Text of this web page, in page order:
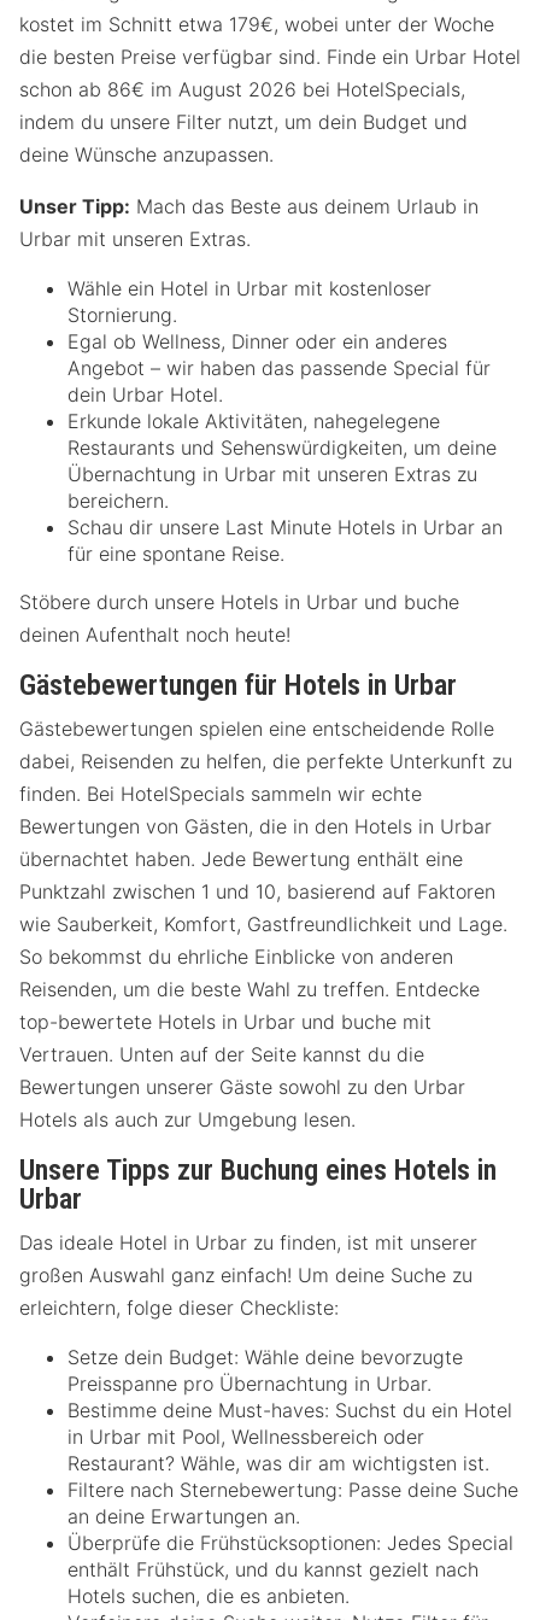
kostet im Schnitt etwa 179€, wobei unter der Woche
die besten Preise verfügbar sind. Finde ein Urbar Hotel
schon ab 86€ im August 2026 bei HotelSpecials,
indem du unsere Filter nutzt, um dein Budget und
deine Wünsche anzupassen.
Unser Tipp: Mach das Beste aus deinem Urlaub in
Urbar mit unseren Extras.
Wähle ein Hotel in Urbar mit kostenloser
Stornierung.
Egal ob Wellness, Dinner oder ein anderes
Angebot – wir haben das passende Special für
dein Urbar Hotel.
Erkunde lokale Aktivitäten, nahegelegene
Restaurants und Sehenswürdigkeiten, um deine
Übernachtung in Urbar mit unseren Extras zu
bereichern.
Schau dir unsere Last Minute Hotels in Urbar an
für eine spontane Reise.
Stöbere durch unsere Hotels in Urbar und buche
deinen Aufenthalt noch heute!
Gästebewertungen für Hotels in Urbar
Gästebewertungen spielen eine entscheidende Rolle
dabei, Reisenden zu helfen, die perfekte Unterkunft zu
finden. Bei HotelSpecials sammeln wir echte
Bewertungen von Gästen, die in den Hotels in Urbar
übernachtet haben. Jede Bewertung enthält eine
Punktzahl zwischen 1 und 10, basierend auf Faktoren
wie Sauberkeit, Komfort, Gastfreundlichkeit und Lage.
So bekommst du ehrliche Einblicke von anderen
Reisenden, um die beste Wahl zu treffen. Entdecke
top-bewertete Hotels in Urbar und buche mit
Vertrauen. Unten auf der Seite kannst du die
Bewertungen unserer Gäste sowohl zu den Urbar
Hotels als auch zur Umgebung lesen.
Unsere Tipps zur Buchung eines Hotels in
Urbar
Das ideale Hotel in Urbar zu finden, ist mit unserer
großen Auswahl ganz einfach! Um deine Suche zu
erleichtern, folge dieser Checkliste:
Setze dein Budget: Wähle deine bevorzugte
Preisspanne pro Übernachtung in Urbar.
Bestimme deine Must-haves: Suchst du ein Hotel
in Urbar mit Pool, Wellnessbereich oder
Restaurant? Wähle, was dir am wichtigsten ist.
Filtere nach Sternebewertung: Passe deine Suche
an deine Erwartungen an.
Überprüfe die Frühstücksoptionen: Jedes Special
enthält Frühstück, und du kannst gezielt nach
Hotels suchen, die es anbieten.